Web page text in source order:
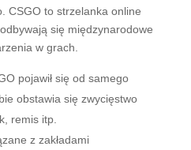
CSGO to strzelanka online
się międzynarodowe
w grach.
pojawił się od samego
obstawia się zwycięstwo
remis itp.
z zakładami